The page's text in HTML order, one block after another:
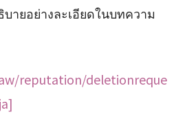
ายอย่างละเอียดในบทความ
reputation/deletionreque